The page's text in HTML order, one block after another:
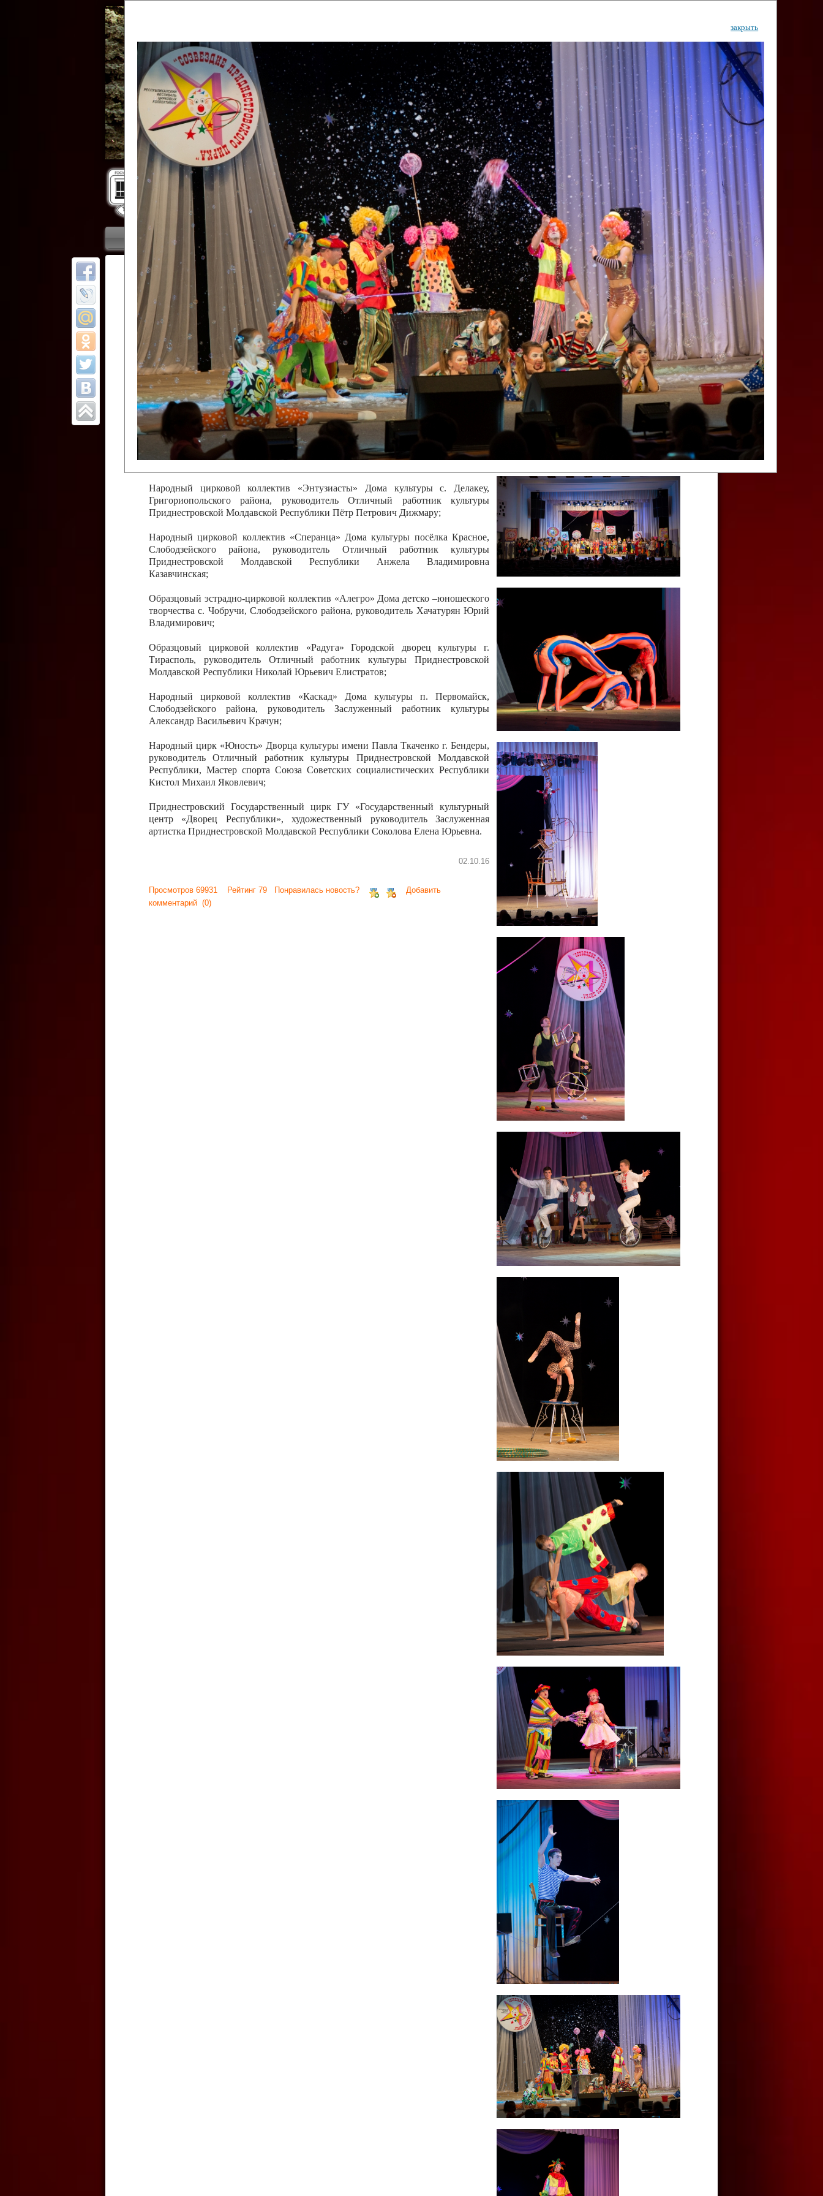
Государственный культурный центр
Дворец Республики
Главная Приветствие Коллективы Новости Афиша Арт-монитор Арт-прожектор Инфо Контакты
ОТЧЕТЫ ГКЦ "ДВОРЕЦ РЕСПУБЛИКИ"
закрыть
Все отчеты
Финал Республиканского фестиваля
цирковых коллективов "Созвездие
Приднестровского цирка"
Участники фестиваля:
Образцовый эстрадно-цирковой коллектив «Ровесник» Дом культуры с.
Протягайловка, г. Бендеры , руководитель Рогожинер Светлана Георгиевна
Народный цирковой клоунский коллектив «Шари-вари» МУ «Культурно-
досуговый центр «Шелковик» г.Бендеры, руководители Отличные работники
культуры Приднестровской Молдавской Республики Алёна Александровна и
Олег Степанович Райлян;
Народный цирковой коллектив «Энтузиасты» Дома культуры с. Делакеу,
Григориопольского района, руководитель Отличный работник культуры
Приднестровской Молдавской Республики Пётр Петрович Дижмару;
Народный цирковой коллектив «Сперанца» Дома культуры посёлка Красное,
Слободзейского района, руководитель Отличный работник культуры
Приднестровской Молдавской Республики Анжела Владимировна
Казавчинская;
Образцовый эстрадно-цирковой коллектив «Алегро» Дома детско –юношеского
творчества с. Чобручи, Слободзейского района, руководитель Хачатурян Юрий
Владимирович;
Образцовый цирковой коллектив «Радуга» Городской дворец культуры г.
Тирасполь, руководитель Отличный работник культуры Приднестровской
Молдавской Республики Николай Юрьевич Елистратов;
Народный цирковой коллектив «Каскад» Дома культуры п. Первомайск,
Слободзейского района, руководитель Заслуженный работник культуры
Александр Васильевич Крачун;
Народный цирк «Юность» Дворца культуры имени Павла Ткаченко г. Бендеры,
руководитель Отличный работник культуры Приднестровской Молдавской
Республики, Мастер спорта Союза Советских социалистических Республики
Кистол Михаил Яковлевич;
Приднестровский Государственный цирк ГУ «Государственный культурный
центр «Дворец Республики», художественный руководитель Заслуженная
артистка Приднестровской Молдавской Республики Соколова Елена Юрьевна.
02.10.16
Просмотров 69931 Рейтинг 79 Понравилась новость?
Добавить
комментарий (0)